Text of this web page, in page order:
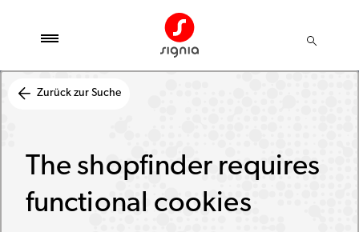
Zurück zur Suche
The shopfinder requires
functional cookies